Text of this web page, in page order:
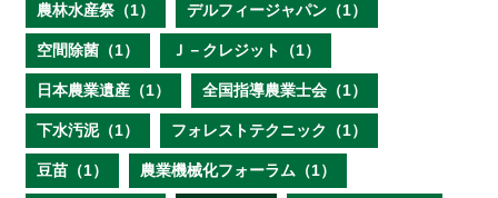
農林水産祭（1） デルフィージャパン（1）
空間除菌（1） Ｊ－クレジット（1）
日本農業遺産（1） 全国指導農業士会（1）
下水汚泥（1） フォレストテクニック（1）
豆苗（1） 農業機械化フォーラム（1）